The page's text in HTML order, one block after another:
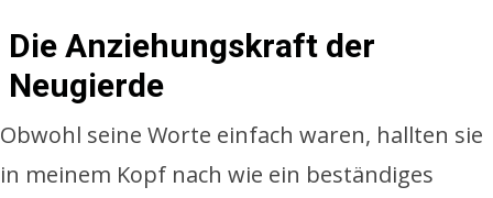
Die Anziehungskraft der
Neugierde
Obwohl seine Worte einfach waren, hallten sie
in meinem Kopf nach wie ein beständiges